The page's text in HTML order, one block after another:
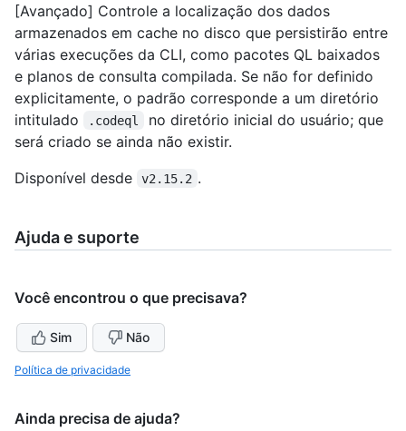
[Avançado] Controle a localização dos dados
armazenados em cache no disco que persistirão entre
várias execuções da CLI, como pacotes QL baixados
e planos de consulta compilada. Se não for definido
explicitamente, o padrão corresponde a um diretório
intitulado
.codeql
no diretório inicial do usuário; que
será criado se ainda não existir.
Disponível desde
v2.15.2 .
Ajuda e suporte
Você encontrou o que precisava?
Sim Não
Política de privacidade
Ainda precisa de ajuda?